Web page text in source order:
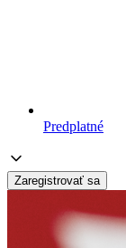
Predplatné
Zaregistrovať sa